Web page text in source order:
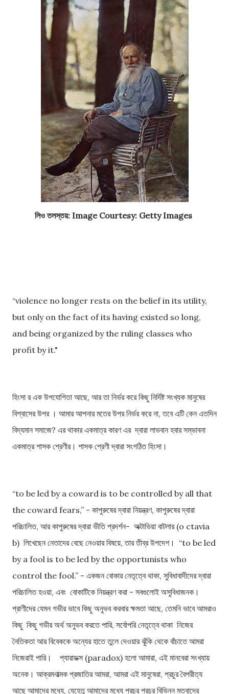
লিও তলস্তয়: Image Courtesy: Getty Images
“violence no longer rests on the belief in its utility,
but only on the fact of its having existed so long,
and being organized by the ruling classes who
profit by it."
হিংসা র এক উপযোগিতা আছে, আর তা নির্ভর করে কিছু নির্দিষ্ট সংখ্যক মানুষের
বিশ্বাসের উপর । আমার আপনার মতের উপর নির্ভর করে না, তবে এটি কেন এতদিন
বিদ্যমান সমাজে? এর থাকার একমাত্র কারণ এর দ্বারা লাভবান হবার সম্ভাবনা
একমাত্র শাসক শ্রেণীর। শাসক শ্রেণী দ্বারা সংগঠিত হিংসা।
“to be led by a coward is to be controlled by all that
the coward fears,” - কাপুরুষের দ্বারা নিয়ন্ত্রণ, কাপুরুষের দ্বারা
পরিচালিত, আর কাপুরুষের দ্বারা ভীতি প্রদর্শন- অক্টাভিয়া বাটলার (o ctavia
b) লিখেছেন নেতাদের বেছে নেওয়ার বিষয়ে, তার তীব্র উপদেশ। “to be led
by a fool is to be led by the opportunists who
control the fool.” - একজন বোকার নেতৃত্বে থাকা, সুবিধাবাদীদের দ্বারা
পরিচালিত হওয়া, এবং বোকাটিকে নিয়ন্ত্রণ করা - সবগুলোই অসুবিধাজনক।
প্রাণীদের যেমন গভীর ভাবে কিছু অনুভব করবার ক্ষমতা আছে, তেমনি ভাবে আমরাও
কিছু কিছু গভীর অর্থ অনুভব করতে পারি, সর্বোপরি নেতৃত্বে থাকা নিজের
নৈতিকতা আর বিবেককে অন্যের হাতে তুলে দেওয়ার ঝুঁকি থেকে বাঁচাতে আমরা
নিজেরাই পারি। প্যারাডক্স (paradox) হলো আমারা, এই মানবেরা সংখ্যায়
অনেক। আক্রমণাত্মক প্রজাতির আমরা, আমরা এই মানুষেরা, প্রচুর বৈপরীত্য
আছে আমাদের মধ্যে, যেহেতু আমাদের মধ্যে প্রচুর প্রচুর বিভিন্ন মতবাদের